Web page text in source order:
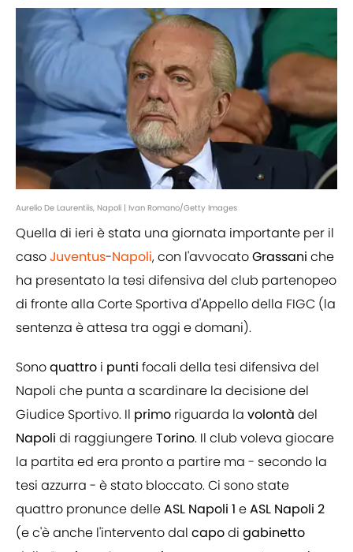
Aurelio De Laurentiis, Napoli | Ivan Romano/Getty Images
Quella di ieri è stata una giornata importante per il
casoJuventus-Napoli, con l'avvocatoGrassani che
ha presentato la tesi difensiva del club partenopeo
di fronte alla Corte Sportiva d'Appello della FIGC (la
sentenza è attesa tra oggi e domani).
Sonoquattro i punti focali della tesi difensiva del
Napoli che punta a scardinare la decisione del
Giudice Sportivo. Il primo riguarda la volontà del
Napoli di raggiungereTorino. Il club voleva giocare
la partita ed era pronto a partire ma - secondo la
tesi azzurra - è stato bloccato. Ci sono state
quattro pronunce delleASL Napoli 1 eASL Napoli 2
(e c'è anche l'intervento dal capodi gabinetto